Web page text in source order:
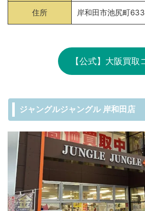
住所 岸和田市池尻町
【公式】大阪買取
ジャングルジャングル 岸和田店